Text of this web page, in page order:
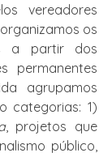
vereadores
os
a partir dos
permanentes
agrupamos
, projetos que
público,